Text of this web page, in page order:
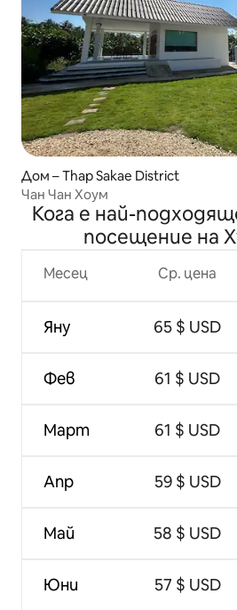
Дом – Thap Sakae District
Чан Чан Хоум
Кога е най-
посещение на
Месец
Яну
Фев
Март
Апр
Май
Юни
Ср. цена
65 $ USD
61 $ USD
61 $ USD
59 $ USD
58 $ USD
57 $ USD